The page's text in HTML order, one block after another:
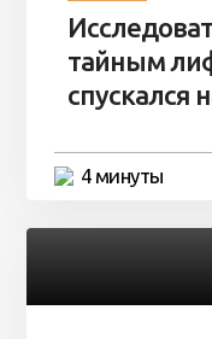
тайным
спускался
4 минуты